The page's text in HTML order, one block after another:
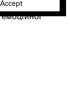
баланс в
емоційної
Accept